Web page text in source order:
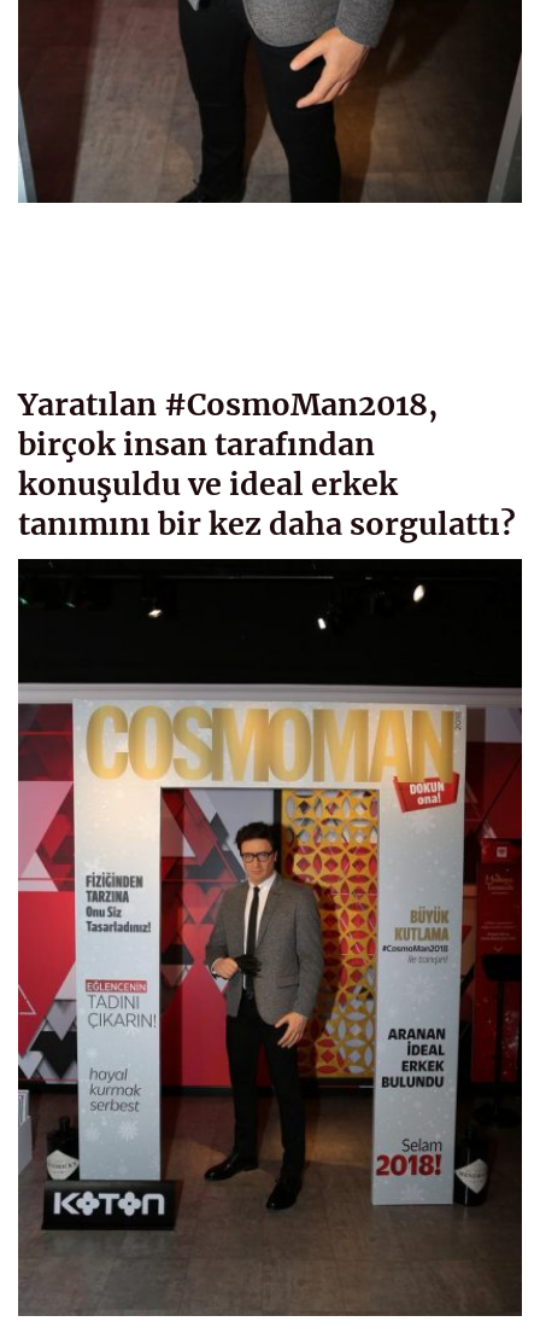
Yaratılan #CosmoMan2018,
birçok insan tarafından
konuşuldu ve ideal erkek
tanımını bir kez daha sorgulattı?